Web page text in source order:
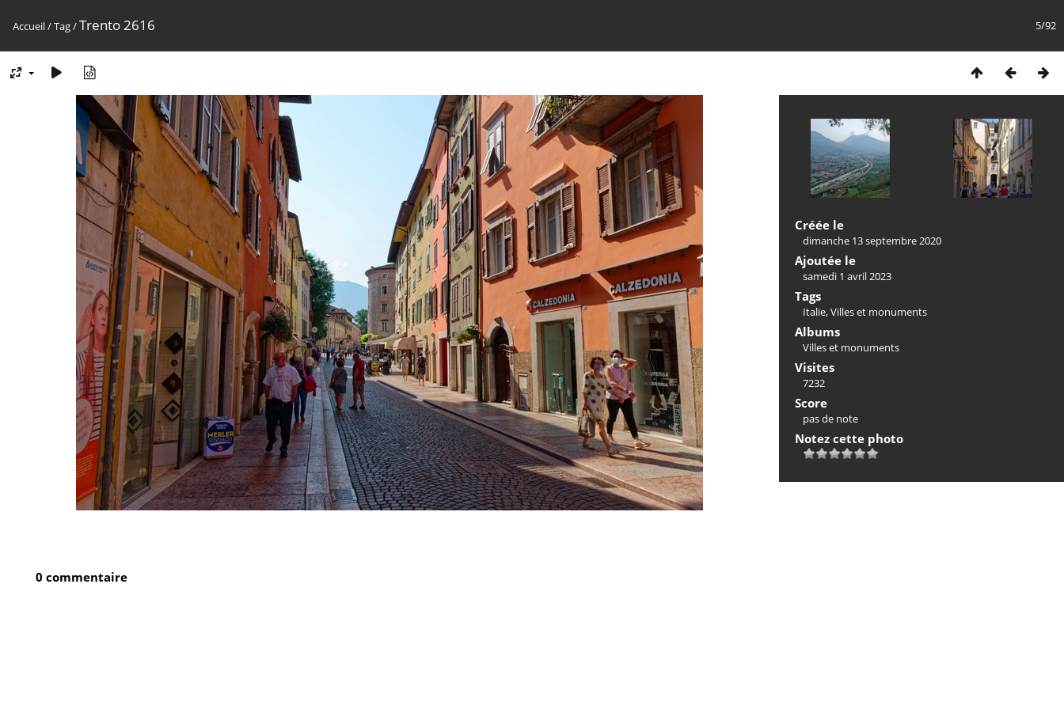
5/92
Accueil/Tag/Trento 2616
Créée le
dimanche 13 septembre 2020
Ajoutée le
samedi 1 avril 2023
Tags
Italie,Villes et monuments
Albums
Villes et monuments
Visites
7232
Score
pas de note
Notez cette photo
0 commentaire